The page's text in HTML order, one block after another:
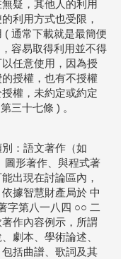
疑，其他人的利用
利用方式也受限，
( 通常下載就是最簡便
容易取得利用並不得
任意使用，因為授
授權，也有不授權
權，未約定或約定
三十七條 ) 。
：語文著作（如
圖形著作、與程式著
出現在討論區內，
據智慧財產局於 中
字第八一八四 ○○ 二
作內容例示，所謂
劇本、學術論述、
括曲譜、歌詞及其